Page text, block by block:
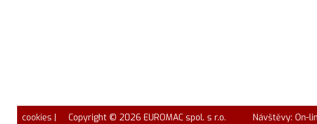
cookies | Copyright © 2026 EUROMAC spol. s r.o. Návštěvy: On-